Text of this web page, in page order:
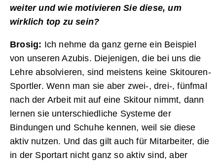
weiter und wie motivieren Sie diese, um
wirklich top zu sein?
Brosig: Ich nehme da ganz gerne ein Beispiel
von unseren Azubis. Diejenigen, die bei uns die
Lehre absolvieren, sind meistens keine Skitouren-
Sportler. Wenn man sie aber zwei-, drei-, fünfmal
nach der Arbeit mit auf eine Skitour nimmt, dann
lernen sie unterschiedliche Systeme der
Bindungen und Schuhe kennen, weil sie diese
aktiv nutzen. Und das gilt auch für Mitarbeiter, die
in der Sportart nicht ganz so aktiv sind, aber